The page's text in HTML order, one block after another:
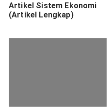
Artikel Sistem Ekonomi
(Artikel Lengkap)